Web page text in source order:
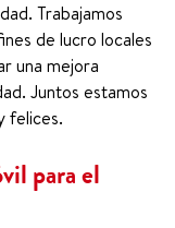
Trabajamos
de lucro locales
una mejora
Juntos estamos
felices.
para el